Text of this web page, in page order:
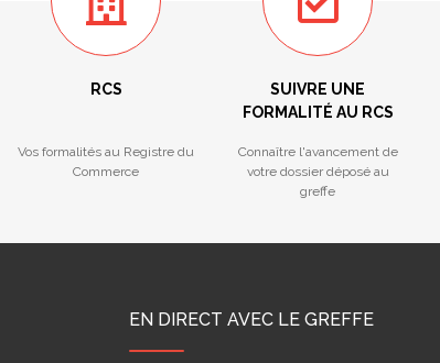
RCS
Vos formalités au Registre du
Commerce
SUIVRE UNE
FORMALITÉ AU RCS
Connaître l'avancement de
votre dossier déposé au
greffe
EN DIRECT AVEC LE GREFFE